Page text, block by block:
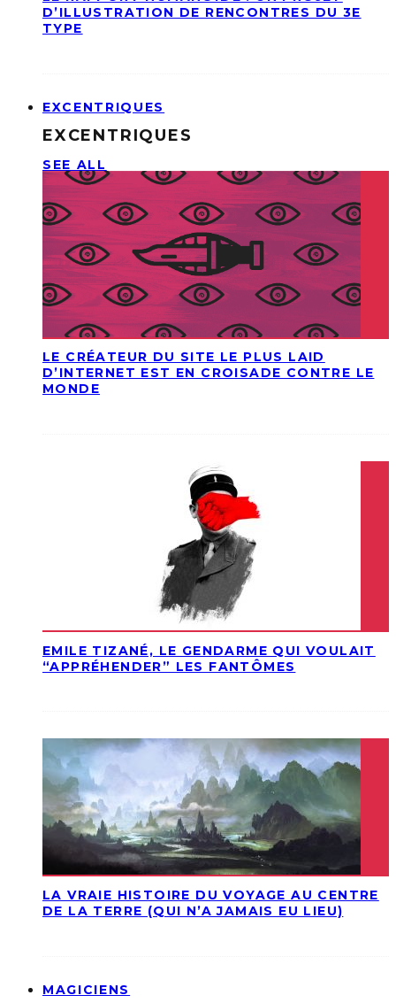
D’ILLUSTRATION DE RENCONTRES DU 3E
TYPE
EXCENTRIQUES
EXCENTRIQUES
SEE ALL
LE CRÉATEUR DU SITE LE PLUS LAID
D’INTERNET EST EN CROISADE CONTRE LE
MONDE
EMILE TIZANÉ, LE GENDARME QUI VOULAIT
“APPRÉHENDER” LES FANTÔMES
LA VRAIE HISTOIRE DU VOYAGE AU CENTRE
DE LA TERRE (QUI N’A JAMAIS EU LIEU)
MAGICIENS